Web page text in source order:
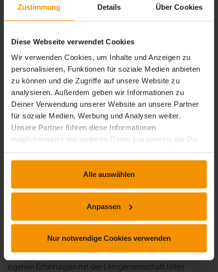
Zustimmung Details Über Cookies
Diese Webseite verwendet Cookies
Wir verwenden Cookies, um Inhalte und Anzeigen zu
personalisieren, Funktionen für soziale Medien anbieten
zu können und die Zugriffe auf unsere Website zu
analysieren. Außerdem geben wir Informationen zu
Deiner Verwendung unserer Website an unsere Partner
für soziale Medien, Werbung und Analysen weiter.
Unsere Partner führen diese Informationen
möglicherweise mit weiteren Daten zusammen, die Du
Nutzung der Dienste gesammelt haben.
Alle auswählen
Anpassen
Nur notwendige Cookies verwenden
1stars: 0
Bewertungen
Rezensionen
star_border
Dieses Training hat noch keine Rezension erhalten.
Kommentare und Fragen zum Kurs
Du hast noch inhaltliche Fragen zum Kurs? Du möchtest Dir
ein genaueres Bild vom Ablauf machen? Egal ob Du Deine
eigenen Erfahrungen mit der Lerngemeinschaft teilen